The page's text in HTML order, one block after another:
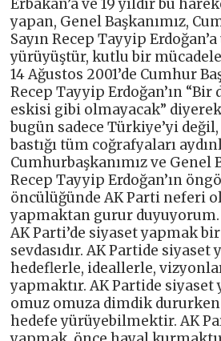
Erbakan’a ve 19 yıldır bu
yapan, Genel Başkanımız,
Sayın Recep Tayyip
yürüyüştür, kutlu bir
14 Ağustos 2001’de Cumhur
Recep Tayyip Erdoğan’ın “Bir
eskisi gibi olmayacak” diyerek
bugün sadece Türkiye’yi
bastığı tüm coğrafyaları
Cumhurbaşkanımız ve Genel
Recep Tayyip Erdoğan’ın
öncülüğünde AK Parti neferi
yapmaktan gurur duyuyorum.
AK Parti’de siyaset yapmak
sevdasıdır. AK Partide siyaset
hedeflerle, ideallerle,
yapmaktır. AK Partide
omuz omuza dimdik dururken
hedefe yürüyebilmektir. AK